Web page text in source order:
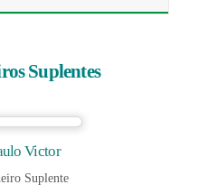
Suplentes
Victor
Suplente